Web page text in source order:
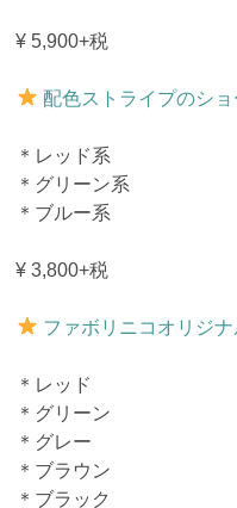
¥ 5,900+税
配色ストライプのシ
＊レッド系
＊グリーン系
＊ブルー系
¥ 3,800+税
ファボリニコオリジ
＊レッド
＊グリーン
＊グレー
＊ブラウン
＊ブラック